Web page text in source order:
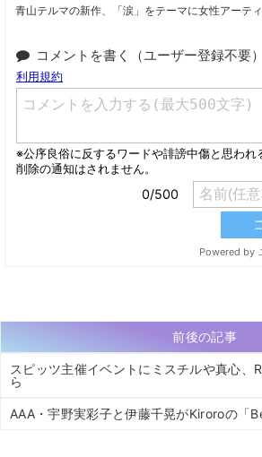
青山テルマの新作、「涙」をテーマに女性アーテ
コメントを書く（ユーザー登録不要）
前後の記事
スピッツ主催イベントにミスチルや真心、
ら
AAA・宇野実彩子と伊藤千晃がKiroroの「